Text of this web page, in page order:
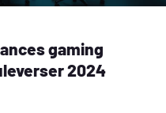
gaming
2024